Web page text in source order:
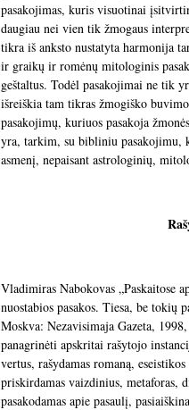
pasakojimas, kuris visuotinai
daugiau nei vien tik žmogaus
tikra iš anksto nustatyta harmonija
ir graikų ir romėnų mitologinis
geštaltus. Todėl pasakojimai ne tik
išreiškia tam tikras žmogiško
pasakojimų, kuriuos pasakoja
yra, tarkim, su bibliniu
asmenį, nepaisant astrologinių,
Vladimiras Nabokovas „Paskaitose
nuostabios pasakos. Tiesa, be tokių
Moskva: Nezavisimaja Gazeta,
panagrinėti apskritai rašytojo
vertus, rašydamas romaną,
priskirdamas vaizdinius, metaforas,
pasakodamas apie pasaulį,